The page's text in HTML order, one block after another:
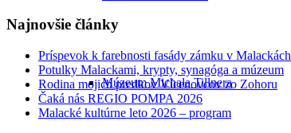
Múzeum Michala Tillnera
Najnovšie články
Príspevok k farebnosti fasády zámku v Malackách
Potulky Malackami, krypty, synagóga a múzeum
Rodina mojich predkov Vícenovcov zo Zohoru
Čaká nás REGIO POMPA 2026
Malacké kultúrne leto 2026 – program